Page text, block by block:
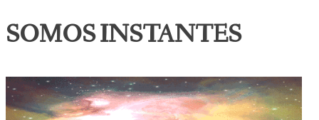
SOMOS INSTANTES